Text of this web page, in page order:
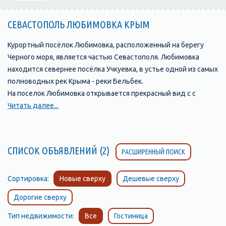
СЕВАСТОПОЛЬ ЛЮБИМОВКА КРЫМ
Курортный посёлок Любимовка, расположенный на берегу
Черного моря, является частью Севастополя. Любимовка
находится севернее посёлка Учкуевка, в устье одной из самых
полноводных рек Крыма - реки Бельбек.
На поселок Любимовка открывается прекрасный вид с с
возвышенности, на которой стоит православная церковь.
славятся своими мускатами. Только здесь производят
натуральный мускат «Алькадар».
замечательным песчаным пляжем, протяжённостью более
километра, разделенным на две части, так как он расположен
по обе стороны от устья реки Бельбек. Пляж с обеих сторон
постепенно переходит в «дикие» пляжи. Это излюбленное
Читать далее...
СПИСОК ОБЪЯВЛЕНИЙ (2) РАСШИРЕННЫЙ ПОИСК
Сортировка: Новые сверху Дешевые сверху
Дорогие сверху
Тип недвижимости: Все Гостиница